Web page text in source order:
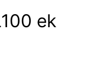
ek